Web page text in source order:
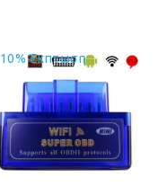
10% Έκπτωση